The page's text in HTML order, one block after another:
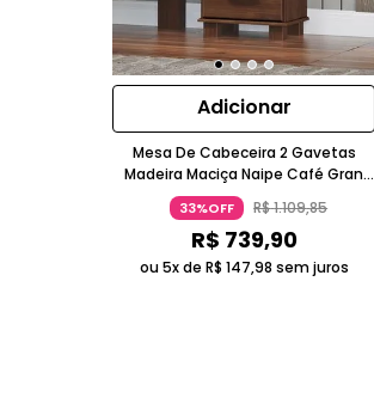
Adicionar
Mesa De Cabeceira 2 Gavetas
Madeira Maciça Naipe Café Gran
Belo
33%OFF R$1.109,85
R$ 739,90
ou 5x de R$ 147,98 sem juros